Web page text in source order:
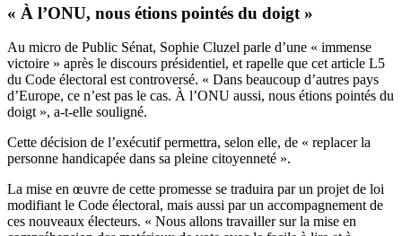
« À l’ONU, nous étions pointés du doigt »
Au micro de Public Sénat, Sophie Cluzel parle d’une « immense
victoire » après le discours présidentiel, et rapelle que cet article L5
du Code électoral est controversé. « Dans beaucoup d’autres pays
d’Europe, ce n’est pas le cas. À l’ONU aussi, nous étions pointés du
doigt », a-t-elle souligné.
Cette décision de l’exécutif permettra, selon elle, de « replacer la
personne handicapée dans sa pleine citoyenneté ».
La mise en œuvre de cette promesse se traduira par un projet de loi
modifiant le Code électoral, mais aussi par un accompagnement de
ces nouveaux électeurs. « Nous allons travailler sur la mise en